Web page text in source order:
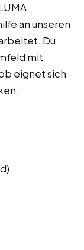
an unseren
Du
mit
eignet sich